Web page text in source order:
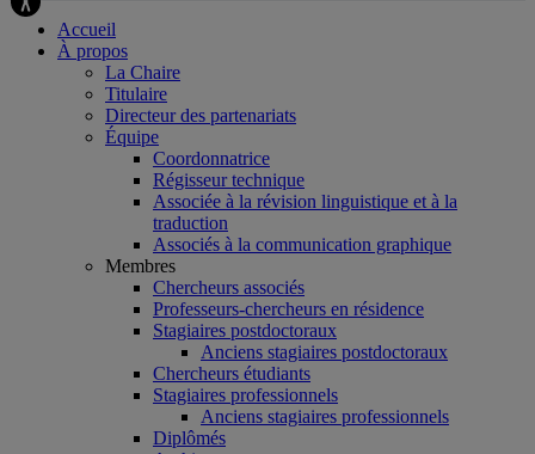
Accueil
À propos
La Chaire
Titulaire
Directeur des partenariats
Équipe
Coordonnatrice
Régisseur technique
Associée à la révision linguistique et à la
traduction
Associés à la communication graphique
Membres
Chercheurs associés
Professeurs-chercheurs en résidence
Stagiaires postdoctoraux
Anciens stagiaires postdoctoraux
Chercheurs étudiants
Stagiaires professionnels
Anciens stagiaires professionnels
Diplômés